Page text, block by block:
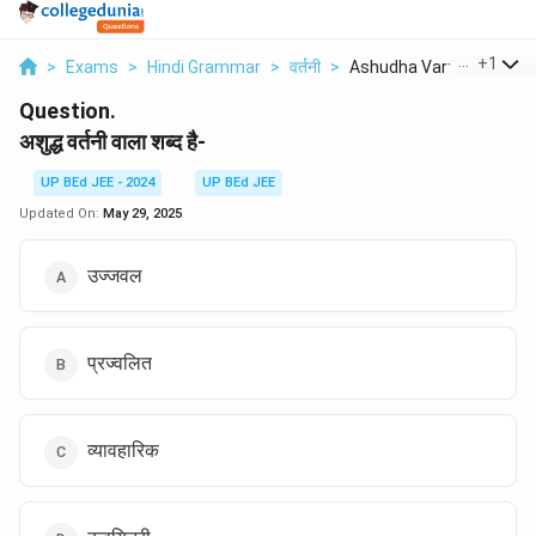
> Exams > Hindi Grammar > वर्तनी > Ashudha Vartani Wala...
+1
Question.
अशुद्ध वर्तनी वाला शब्द है-
UP BEd JEE - 2024
UP BEd JEE
Updated On: May 29, 2025
उज्जवल
प्रज्वलित
व्यावहारिक